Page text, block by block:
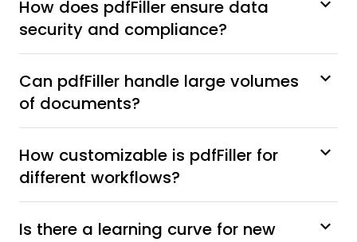
How does pdfFiller ensure data
security and compliance?
Can pdfFiller handle large volumes
of documents?
How customizable is pdfFiller for
different workflows?
Is there a learning curve for new